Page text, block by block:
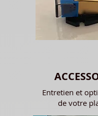
Entretien et
de votre